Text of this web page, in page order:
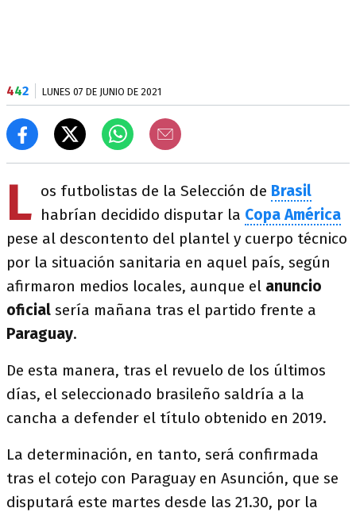
442 LUNES 07 DE JUNIO DE 2021
L os futbolistas de la Selección de Brasil
habrían decidido disputar la Copa América
pese al descontento del plantel y cuerpo técnico
por la situación sanitaria en aquel país, según
afirmaron medios locales, aunque el anuncio
oficial sería mañana tras el partido frente a
Paraguay.
De esta manera, tras el revuelo de los últimos
días, el seleccionado brasileño saldría a la
cancha a defender el título obtenido en 2019.
La determinación, en tanto, será confirmada
tras el cotejo con Paraguay en Asunción, que se
disputará este martes desde las 21.30, por la